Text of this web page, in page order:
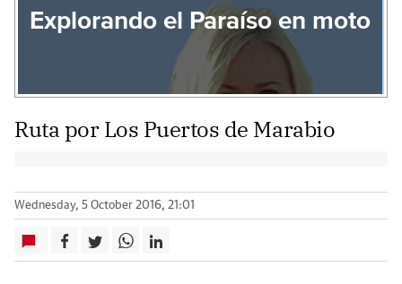
Explorando el Paraíso en moto
Ruta por Los Puertos de Marabio
Wednesday, 5 October 2016, 21:01